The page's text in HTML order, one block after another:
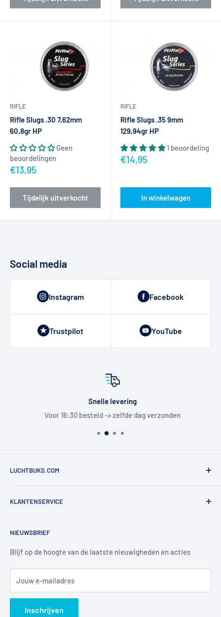
RIFLE
Rifle Slugs .30 7,62mm
60,8gr HP
Geen
beoordelingen
Actieprijs
€13,95
Tijdelijk uitverkocht
RIFLE
Rifle Slugs .35 9mm
129,94gr HP
1 beoordeling
Actieprijs
€14,95
In winkelwagen
Social media
Instagram Facebook
Trustpilot YouTube
Snelle levering
Voor 16:30 besteld -> zelfde dag verzonden
LUCHTBUKS.COM
Utrechtlaan 9
Tel:+31 6 345 30 448
Mail:info@luchtbuks.com
KLANTENSERVICE
Informatie
Privacybeleid
Verzendbeleid
Search
NIEUWSBRIEF
Blijf op de hoogte van de laatste nieuwigheden en acties
Jouw e-mailadres
Inschrijven